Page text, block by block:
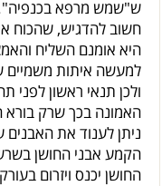
ש"שמש מרפא
חשוב להדגיש, שהכוח
היא אומנם השליח
למעשה איתות משמיים
ולכן תנאי ראשון
האמונה בכך שרק בורא
ניתן לענוד את
הקמע אבני החושן
החושן יכנס ויזרום